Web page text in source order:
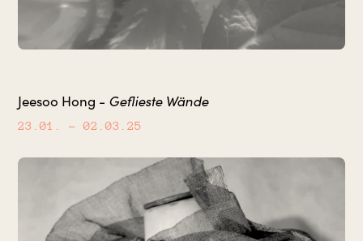
Jeesoo Hong - Geflieste Wände
23.01. – 02.03.25